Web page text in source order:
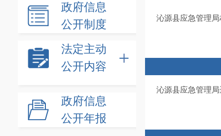
政府信息
公开制度
法定主动
公开内容
政府信息
公开年报
沁源县应急管理
沁源县应急管理